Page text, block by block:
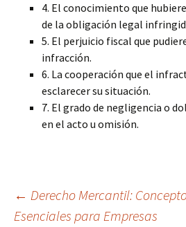
4. El conocimiento que
de la obligación legal
5. El perjuicio fiscal que
infracción.
6. La cooperación que el
esclarecer su situación.
7. El grado de negligencia o
en el acto u omisión.
Navegación
← Derecho Mercantil:
Esenciales para Empresas